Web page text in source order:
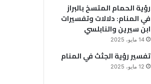
رؤية الحمام المتسخ بالبراز
في المنام: دلالات وتفسيرات
ابن سيرين والنابلسي
14 مايو، 2025
تفسير رؤية الجثث في المنام
12 مايو، 2025